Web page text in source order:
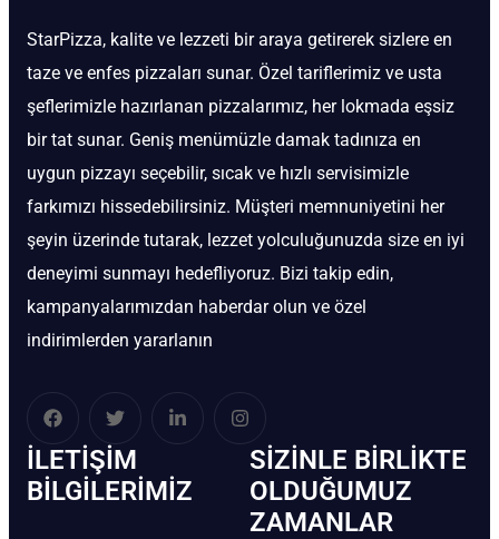
StarPizza, kalite ve lezzeti bir araya getirerek sizlere en
taze ve enfes pizzaları sunar. Özel tariflerimiz ve usta
şeflerimizle hazırlanan pizzalarımız, her lokmada eşsiz
bir tat sunar. Geniş menümüzle damak tadınıza en
uygun pizzayı seçebilir, sıcak ve hızlı servisimizle
farkımızı hissedebilirsiniz. Müşteri memnuniyetini her
şeyin üzerinde tutarak, lezzet yolculuğunuzda size en iyi
deneyimi sunmayı hedefliyoruz. Bizi takip edin,
kampanyalarımızdan haberdar olun ve özel
indirimlerden yararlanın
İLETIŞIM
BİLGILERIMIZ
SIZINLE BIRLIKTE
OLDUĞUMUZ
ZAMANLAR